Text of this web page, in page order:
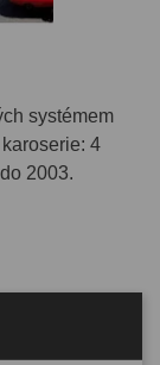
systémem
4
2003.